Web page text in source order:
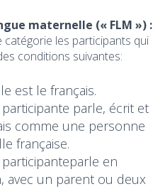
maternelle (« FLM ») :
catégorie les participants qui
conditions suivantes:
est le français.
parle, écrit et
comme une personne
française.
en
avec un parent ou deux